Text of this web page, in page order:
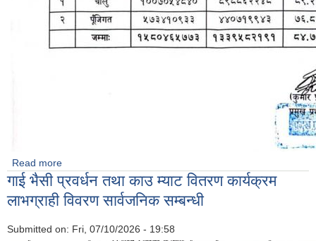
Read more
गाई भैसी प्रवर्धन तथा काउ म्याट वितरण कार्यक्रम
लाभग्राही विवरण सार्वजनिक सम्बन्धी
Submitted on: Fri, 07/10/2026 - 19:58